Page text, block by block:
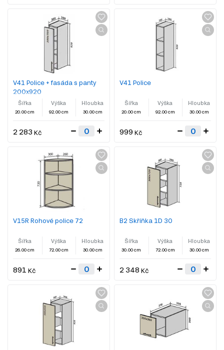
V41 Police + fasáda s panty
200x920
Šířka
20.00 cm
Výška
92.00 cm
Hloubka
30.00 cm
2 283 Kč
V41 Police
Šířka
20.00 cm
Výška
92.00 cm
Hloubka
30.00 cm
999 Kč
V15R Rohové police 72
Šířka
26.00 cm
Výška
72.00 cm
Hloubka
30.00 cm
891 Kč
B2 Skříňka 1D 30
Šířka
30.00 cm
Výška
72.00 cm
Hloubka
30.00 cm
2 348 Kč